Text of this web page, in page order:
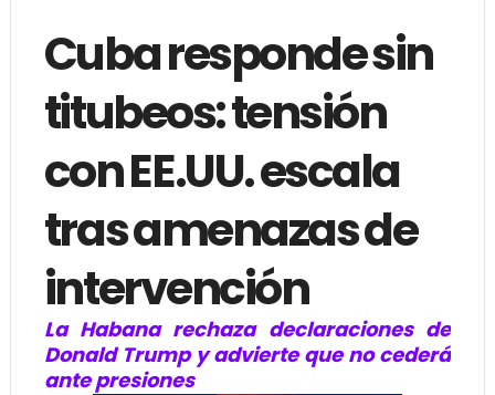
Cuba responde sin
titubeos: tensión
con EE.UU. escala
tras amenazas de
intervención
La Habana rechaza declaraciones de
Donald Trump y advierte que no cederá
ante presiones